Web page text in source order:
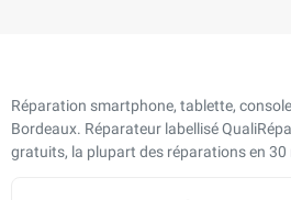
Réparation smartphone, tablette,
Bordeaux. Réparateur labellisé
gratuits, la plupart des réparations en 30